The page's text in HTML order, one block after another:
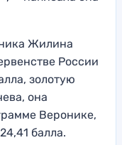
Жилина
России
золотую
она
Веронике,
балла.